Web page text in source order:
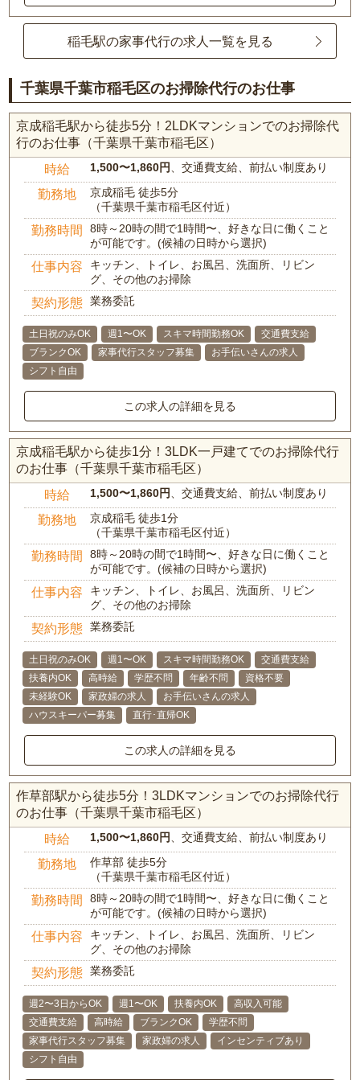
稲毛駅の家事代行の求人一覧を見る
千葉県千葉市稲毛区のお掃除代行のお仕事
京成稲毛駅から徒歩5分！2LDKマンションでのお掃除代
行のお仕事（千葉県千葉市稲毛区）
時給 1,500〜1,860円 、交通費支給、前払い制度あり
勤務地
京成稲毛 徒歩5分
（千葉県千葉市稲毛区付近）
勤務時間
8時～20時の間で1時間〜、好きな日に働くこと
が可能です。(候補の日時から選択)
仕事内容
キッチン、トイレ、お風呂、洗面所、リビン
グ、その他のお掃除
契約形態 業務委託
土日祝のみOK 週1〜OK スキマ時間勤務OK
交通費支給
ブランクOK
家事代行スタッフ募集
お手伝いさんの求人
シフト自由
この求人の詳細を見る
京成稲毛駅から徒歩1分！3LDK一戸建てでのお掃除代行
のお仕事（千葉県千葉市稲毛区）
時給 1,500〜1,860円 、交通費支給、前払い制度あり
勤務地
京成稲毛 徒歩1分
（千葉県千葉市稲毛区付近）
勤務時間
8時～20時の間で1時間〜、好きな日に働くこと
が可能です。(候補の日時から選択)
仕事内容
キッチン、トイレ、お風呂、洗面所、リビン
グ、その他のお掃除
契約形態 業務委託
土日祝のみOK 週1〜OK スキマ時間勤務OK
交通費支給
扶養内OK
高時給 学歴不問 年齢不問
資格不要
未経験OK
家政婦の求人
お手伝いさんの求人
ハウスキーパー募集
直行･直帰OK
この求人の詳細を見る
作草部駅から徒歩5分！3LDKマンションでのお掃除代行
のお仕事（千葉県千葉市稲毛区）
時給 1,500〜1,860円 、交通費支給、前払い制度あり
勤務地
作草部 徒歩5分
（千葉県千葉市稲毛区付近）
勤務時間
8時～20時の間で1時間〜、好きな日に働くこと
が可能です。(候補の日時から選択)
仕事内容
キッチン、トイレ、お風呂、洗面所、リビン
グ、その他のお掃除
契約形態 業務委託
週2〜3日からOK 週1〜OK 扶養内OK
高収入可能
交通費支給
高時給 ブランクOK
学歴不問
家事代行スタッフ募集
家政婦の求人
インセンティブあり
シフト自由